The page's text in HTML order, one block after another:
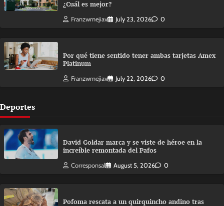
¿Cuál es mejor?
Franzwmejiav July 23, 2026 0
Por qué tiene sentido tener ambas tarjetas Amex
Platinum
Franzwmejiav July 22, 2026 0
Deportes
David Goldar marca y se viste de héroe en la
increíble remontada del Pafos
Corresponsal August 5, 2026 0
Pofoma rescata a un quirquincho andino tras